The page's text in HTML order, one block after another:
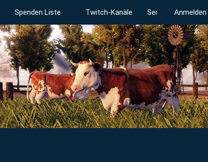
Spenden Liste Twitch-Kanäle ServerstatusAnmelden